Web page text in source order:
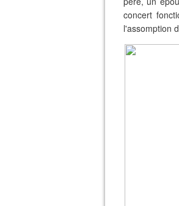
concert
l'assomption